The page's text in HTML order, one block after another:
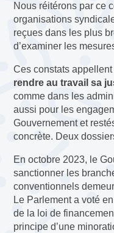
Nous réitérons par ce
organisations
reçues dans les plus
d’examiner les
Ces constats
rendre au travail sa
comme dans les
aussi pour les
Gouvernement et
concrète. Deux
En octobre 2023, le
sanctionner les
conventionnels
Le Parlement a voté
de la loi de
principe d’une